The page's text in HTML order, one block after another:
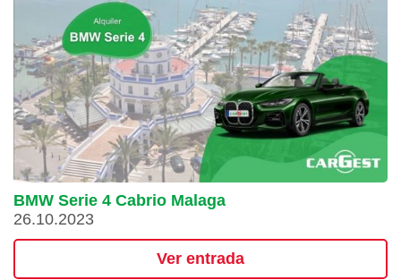
BMW Serie 4 Cabrio Malaga
26.10.2023
Ver entrada